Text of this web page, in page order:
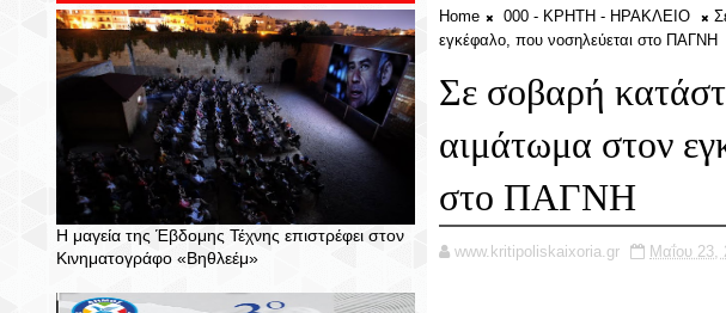
Η μαγεία της Έβδομης Τέχνης επιστρέφει στον
Κινηματογράφο «Βηθλεέμ»
Home 000 - ΚΡΗΤΗ - ΗΡΑΚΛΕΙΟ
εγκέφαλο, που νοσηλεύεται στο ΠΑΓΝΗ
Σε σοβαρή
αιμάτωμα στον
στο ΠΑΓΝΗ
www.kritipoliskaixoria.gr Μαΐου 23,